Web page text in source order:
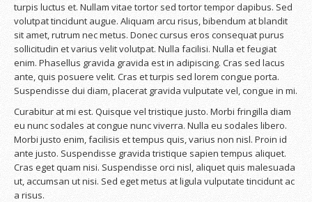
turpis luctus et. Nullam vitae tortor sed tortor tempor dapibus. Sed
volutpat tincidunt augue. Aliquam arcu risus, bibendum at blandit
sit amet, rutrum nec metus. Donec cursus eros consequat purus
sollicitudin et varius velit volutpat. Nulla facilisi. Nulla et feugiat
enim. Phasellus gravida gravida est in adipiscing. Cras sed lacus
ante, quis posuere velit. Cras et turpis sed lorem congue porta.
Suspendisse dui diam, placerat gravida vulputate vel, congue in mi.
Curabitur at mi est. Quisque vel tristique justo. Morbi fringilla diam
eu nunc sodales at congue nunc viverra. Nulla eu sodales libero.
Morbi justo enim, facilisis et tempus quis, varius non nisl. Proin id
ante justo. Suspendisse gravida tristique sapien tempus aliquet.
Cras eget quam nisi. Suspendisse orci nisl, aliquet quis malesuada
ut, accumsan ut nisi. Sed eget metus at ligula vulputate tincidunt ac
a risus.